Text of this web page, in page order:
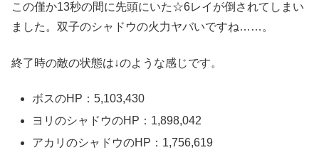
この僅か13秒の間に先頭にいた☆6レイが倒されてしまい
ました。双子のシャドウの火力ヤバいですね……。
終了時の敵の状態は↓のような感じです。
ボスのHP：5,103,430
ヨリのシャドウのHP：1,898,042
アカリのシャドウのHP：1,756,619